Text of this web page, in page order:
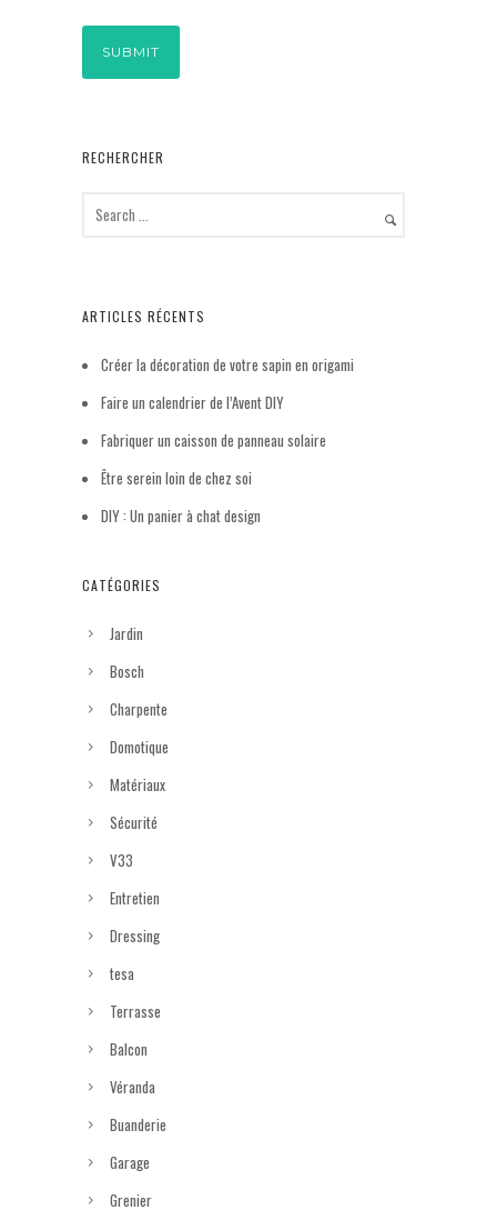
RECHERCHER
ARTICLES RÉCENTS
Créer la décoration de votre sapin en origami
Faire un calendrier de l’Avent DIY
Fabriquer un caisson de panneau solaire
Être serein loin de chez soi
DIY : Un panier à chat design
CATÉGORIES
Jardin
Bosch
Charpente
Domotique
Matériaux
Sécurité
V33
Entretien
Dressing
tesa
Terrasse
Balcon
Véranda
Buanderie
Garage
Grenier